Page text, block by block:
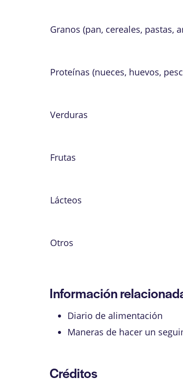
Granos (pan, cereales, pastas,
Proteínas (nueces, huevos,
Verduras
Frutas
Lácteos
Otros
Información
Diario de alimentación
Maneras de hacer un
Créditos